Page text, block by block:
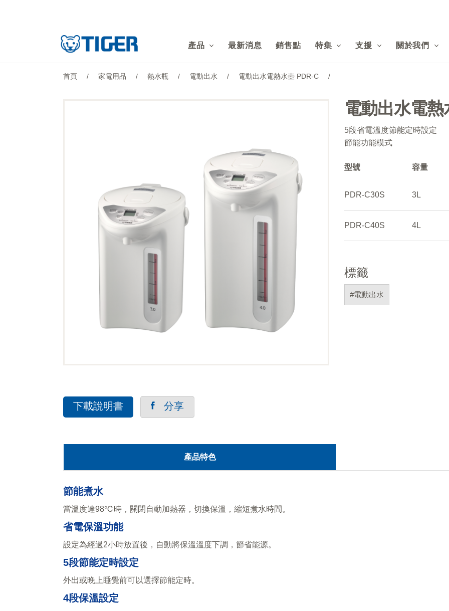
產品 最新消息 銷售點 特集 支援 關於我們
首頁 / 家電用品 / 熱水瓶 / 電動出水 / 電動出水電熱水壺 PDR-C /
電動出水電
5段省電溫度節能定時設定
節能功能模式
型號 容量
PDR-C30S 3L
PDR-C40S 4L
標籤
#電動出水
下載說明書 分享
產品特色
節能煮水
當溫度達98℃時，關閉自動加熱器，切換保溫，縮短煮水時間。
省電保溫功能
設定為經過2小時放置後，自動將保溫溫度下調，節省能源。
5段節能定時設定
外出或晚上睡覺前可以選擇節能定時。
4段保溫設定